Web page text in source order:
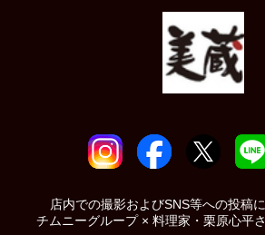
店内での撮影およびSNS等への投稿
チムニーグループ × 料理家・栗原心平